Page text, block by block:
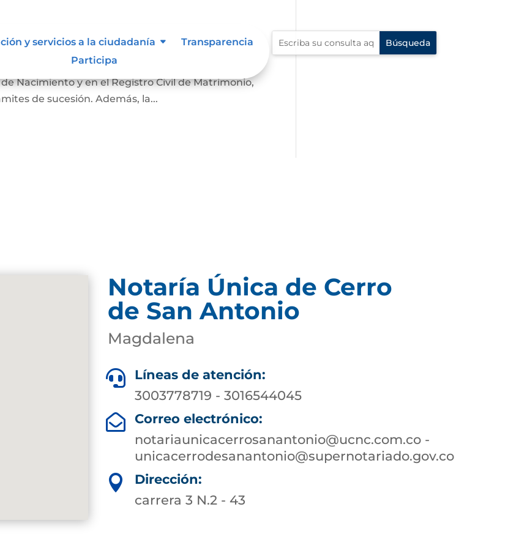
y servicios a la ciudadanía
Transparencia
Participa
la muerte y su causa. Sirve para que la
Nacimiento y en el Registro Civil de Matrimonio,
de sucesión. Además, la...
Notaría Única de Cerro
de San Antonio
Magdalena

Líneas de atención:
3003778719 - 3016544045

Correo electrónico:
notariaunicacerrosanantonio@ucnc.com.co -
unicacerrodesanantonio@supernotariado.gov.co

Dirección:
carrera 3 N.2 - 43